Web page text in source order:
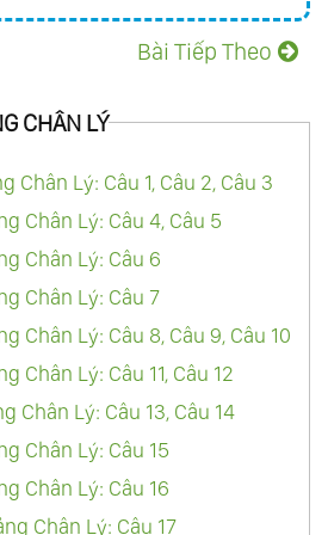
Kim Thân Cha Dịp Mồng 2
Giảng Về “Trần Gian Được
Bạn Tu Ở Hải Ngoại
Thân Cha Dịp Giáng
1981)
Thân Cha Dịp Tết Nhâm
Nhóm Thiên Khai Huỳnh
Thân Cha Dịp Tết Nhâm
Đường
Bài Tiếp Theo
CHÂN LÝ
Chân Lý: Câu 1, Câu 2, Câu 3
Chân Lý: Câu 4, Câu 5
Chân Lý: Câu 6
Chân Lý: Câu 7
Chân Lý: Câu 8, Câu 9, Câu 10
Chân Lý: Câu 11, Câu 12
Chân Lý: Câu 13, Câu 14
Chân Lý: Câu 15
Chân Lý: Câu 16
Chân Lý: Câu 17